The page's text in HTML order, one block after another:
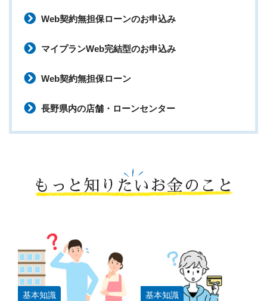
Web契約無担保ローンのお申込み
マイプランWeb完結型のお申込み
Web契約無担保ローン
長野県内の店舗・ローンセンター
もっと知りたいお金のこと
基本知識 基本知識